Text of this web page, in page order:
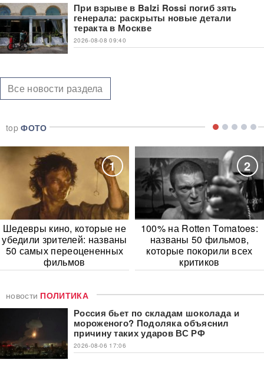
При взрыве в Balzi Rossi погиб зять
генерала: раскрыты новые детали
теракта в Москве
2026-08-08 09:40
Все новости раздела
topФОТО
1
Шедевры кино, которые не
убедили зрителей: названы
50 самых переоцененных
фильмов
2
100% на Rotten Tomatoes:
названы 50 фильмов,
которые покорили всех
критиков
новости ПОЛИТИКА
Россия бьет по складам шоколада и
мороженого? Подоляка объяснил
причину таких ударов ВС РФ
2026-08-06 17:06